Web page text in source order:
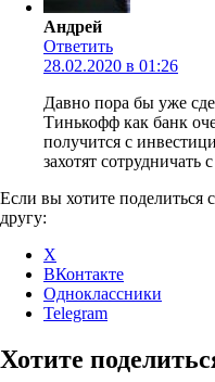
Андрей
Ответить
28.02.2020 в 01:26
Давно пора бы уже
Тинькофф как банк
получится с
захотят сотрудничать
Если вы хотите поделиться
другу:
X
ВКонтакте
Одноклассники
Telegram
Хотите